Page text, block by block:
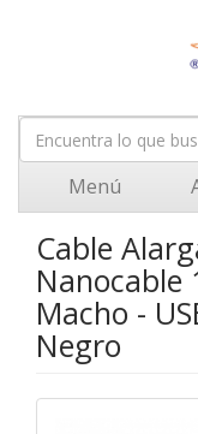
Menú
Cable
Nanocable
Macho -
Negro